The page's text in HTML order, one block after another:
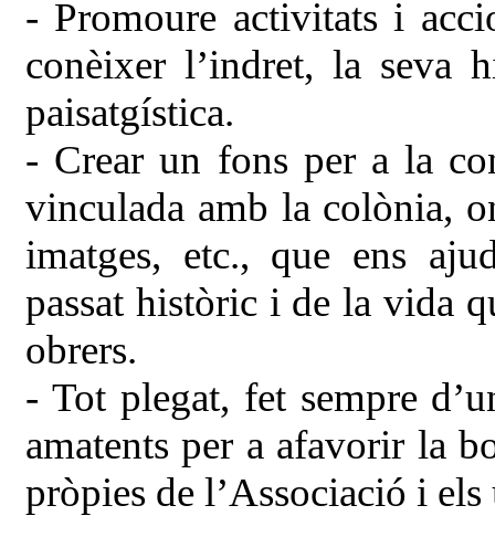
- Promoure activitats i
conèixer l’indret, la seva
paisatgística.
- Crear un fons per a la
vinculada amb la colònia,
imatges, etc., que ens
passat històric i de la vida
obrers.
- Tot plegat, fet sempre
amatents per a afavorir la
pròpies de l’Associació i